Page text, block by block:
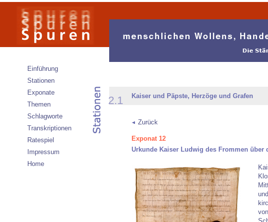
Einführung
Stationen
Exponate
Themen
Schlagworte
Transkriptionen
Ratespiel
Impressum
Home
2.1 Kaiser und Päpste, Herzöge und Grafen
Zurück
Exponat 12
Urkunde Kaiser Ludwig des Frommen über